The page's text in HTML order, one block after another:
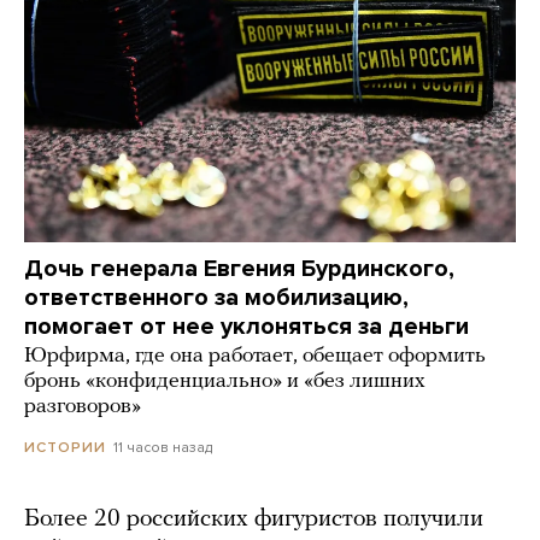
Дочь генерала Евгения Бурдинского,
ответственного за мобилизацию,
помогает от нее уклоняться за деньги
Юрфирма, где она работает, обещает оформить
бронь «конфиденциально» и «без лишних
разговоров»
ИСТОРИИ 11 часов назад
Более 20 российских фигуристов получили